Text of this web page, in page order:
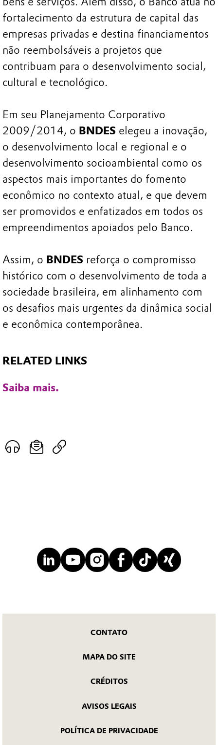
fortalecimento da estrutura de capital das
empresas privadas e destina financiamentos
não reembolsáveis a projetos que
contribuam para o desenvolvimento social,
cultural e tecnológico.
Em seu Planejamento Corporativo
2009/2014, o BNDES elegeu a inovação,
o desenvolvimento local e regional e o
desenvolvimento socioambiental como os
aspectos mais importantes do fomento
econômico no contexto atual, e que devem
ser promovidos e enfatizados em todos os
empreendimentos apoiados pelo Banco.
Assim, o BNDES reforça o compromisso
histórico com o desenvolvimento de toda a
sociedade brasileira, em alinhamento com
os desafios mais urgentes da dinâmica social
e econômica contemporânea.
RELATED LINKS
Saiba mais.
CONTATO
MAPA DO SITE
CRÉDITOS
AVISOS LEGAIS
POLÍTICA DE PRIVACIDADE